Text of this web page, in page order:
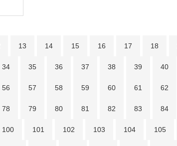
13 14 15 16 17 18
34 35 36 37 38 39 40
56 57 58 59 60 61 62
78 79 80 81 82 83 84
100 101 102 103 104 105